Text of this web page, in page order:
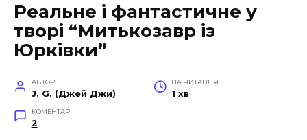
Реальне і фантастичне у
творі “Митькозавр із
Юрківки”
АВТОР
J. G. (Джей Джи)
НА ЧИТАННЯ
1 хв
КОМЕНТАРІ
2